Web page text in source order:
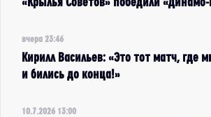
вчера 23:46
Кирилл Васильев: «Это тот матч, где
и бились до конца!»
10.7.2026 13:00